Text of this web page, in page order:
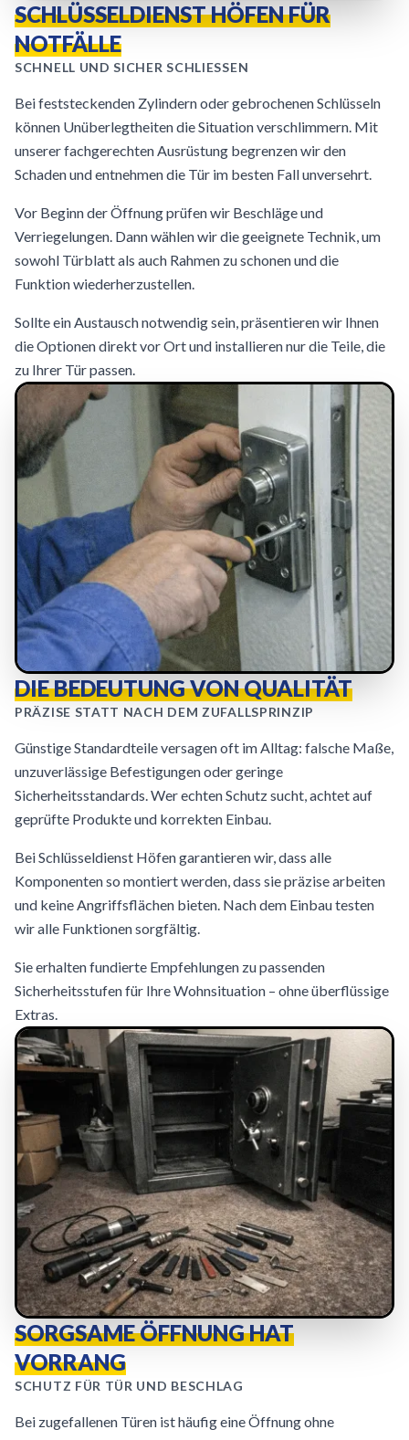
SCHLÜSSELDIENST HÖFEN FÜR
NOTFÄLLE
SCHNELL UND SICHER SCHLIESSEN
Bei feststeckenden Zylindern oder gebrochenen Schlüsseln
können Unüberlegtheiten die Situation verschlimmern. Mit
unserer fachgerechten Ausrüstung begrenzen wir den
Schaden und entnehmen die Tür im besten Fall unversehrt.
Vor Beginn der Öffnung prüfen wir Beschläge und
Verriegelungen. Dann wählen wir die geeignete Technik, um
sowohl Türblatt als auch Rahmen zu schonen und die
Funktion wiederherzustellen.
Sollte ein Austausch notwendig sein, präsentieren wir Ihnen
die Optionen direkt vor Ort und installieren nur die Teile, die
zu Ihrer Tür passen.
DIE BEDEUTUNG VON QUALITÄT
PRÄZISE STATT NACH DEM ZUFALLSPRINZIP
Günstige Standardteile versagen oft im Alltag: falsche Maße,
unzuverlässige Befestigungen oder geringe
Sicherheitsstandards. Wer echten Schutz sucht, achtet auf
geprüfte Produkte und korrekten Einbau.
Bei Schlüsseldienst Höfen garantieren wir, dass alle
Komponenten so montiert werden, dass sie präzise arbeiten
und keine Angriffsflächen bieten. Nach dem Einbau testen
wir alle Funktionen sorgfältig.
Sie erhalten fundierte Empfehlungen zu passenden
Sicherheitsstufen für Ihre Wohnsituation – ohne überflüssige
Extras.
SORGSAME ÖFFNUNG HAT
VORRANG
SCHUTZ FÜR TÜR UND BESCHLAG
Bei zugefallenen Türen ist häufig eine Öffnung ohne